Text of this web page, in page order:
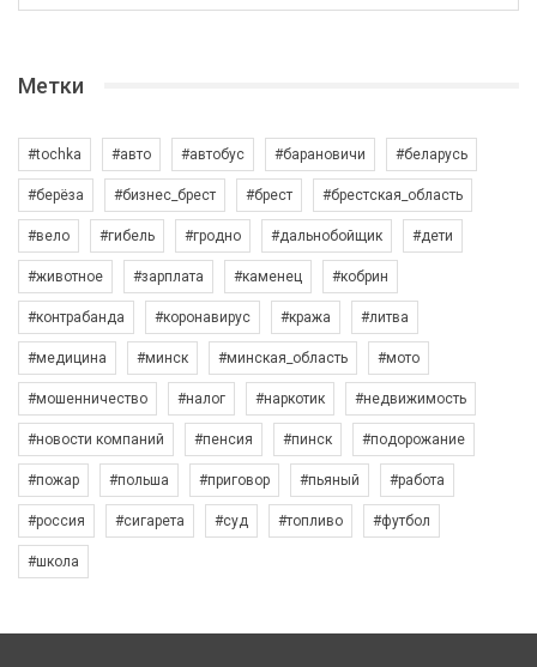
Метки
#tochka #авто #автобус #барановичи #беларусь
#берёза #бизнес_брест #брест #брестская_область
#вело #гибель #гродно #дальнобойщик #дети
#животное #зарплата #каменец #кобрин
#контрабанда #коронавирус #кража #литва
#медицина #минск #минская_область #мото
#мошенничество #налог #наркотик #недвижимость
#новости компаний #пенсия #пинск #подорожание
#пожар #польша #приговор #пьяный #работа
#россия #сигарета #суд #топливо #футбол
#школа